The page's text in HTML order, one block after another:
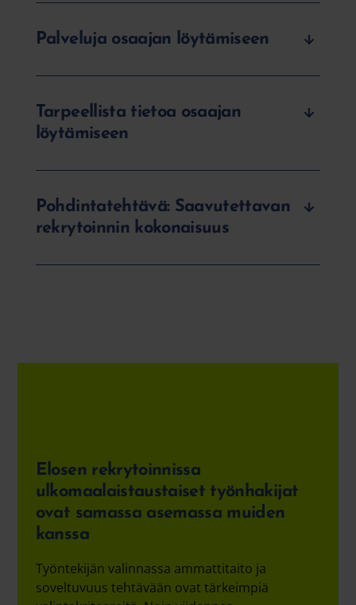
Palveluja osaajan löytämiseen
Tarpeellista tietoa osaajan
löytämiseen
Pohdintatehtävä: Saavutettavan
rekrytoinnin kokonaisuus
Elosen rekrytoinnissa
ulkomaalaistaustaiset työnhakijat
ovat samassa asemassa muiden
kanssa
Työntekijän valinnassa ammattitaito ja
soveltuvuus tehtävään ovat tärkeimpiä